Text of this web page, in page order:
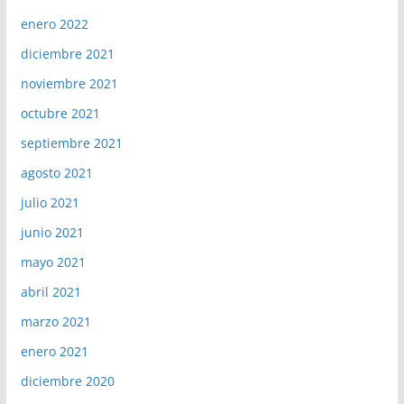
enero 2022
diciembre 2021
noviembre 2021
octubre 2021
septiembre 2021
agosto 2021
julio 2021
junio 2021
mayo 2021
abril 2021
marzo 2021
enero 2021
diciembre 2020